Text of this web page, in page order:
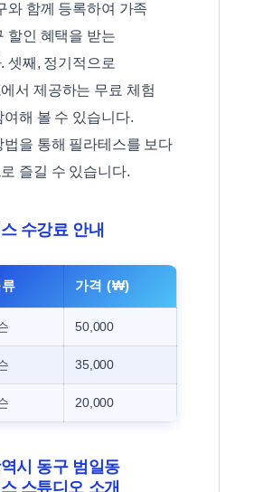
와 함께 등록하여 가족
할인 혜택을 받는
셋째, 정기적으로
서 제공하는 무료 체험
여해 볼 수 있습니다.
법을 통해 필라테스를 보다
즐길 수 있습니다.
수강료 안내
가격 (₩)
50,000
35,000
20,000
시 동구 범일동
스튜디오 소개